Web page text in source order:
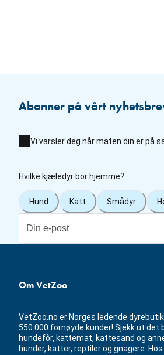
Abonner på vårt
Vi varsler deg når maten din er på
Hvilke kjæledyr bor hjemme?
Hund Katt Smådyr
Om VetZoo
VetZoo.no er Norges ledende
550 000 fornøyde kunder! Sjekk ut det
hundefôr, kattemat, kattesand og
hunder, katter, reptiler og gnagere.